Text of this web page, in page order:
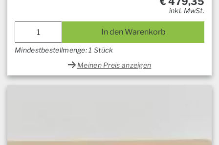
inkl. MwSt.
In den Warenkorb
Mindestbestellmenge: 1 Stück
Meinen Preis anzeigen